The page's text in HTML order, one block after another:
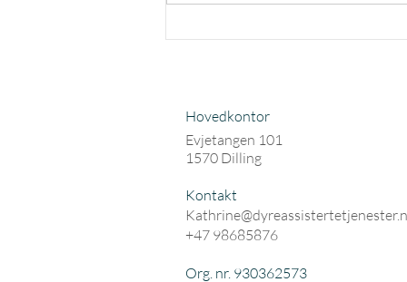
DATi Klubben fyller 3 år
Hovedkontor
Evjetangen 101
1570 Dilling
Kontakt
+47 98685876
Org. nr. 930362573